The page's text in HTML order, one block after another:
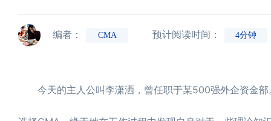
编者： CMA 预计阅读时间： 4分钟
今天的主人公叫李潇洒，曾任职于某500强外企资金部